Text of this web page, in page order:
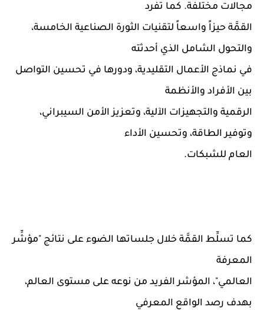
مجالات مختلفة. كما تفرد
القمَّة حيزاً واسعاً لتقنيات الثورة الصناعية الخامسة،
والتحول الشامل الذي أحدثته
في نماذج الأعمال التقليدية، ودورها في تحسين التواصل
بين الأفراد والأنظمة
الرقمية والتجهيزات الآلية، وتعزيز الأمن السيبراني،
وتوفير الطاقة، وتحسين الأداء
العام للشبكات.
كما تسلِّط القمَّة خلال جلساتها الضوء على نتائج "مؤشِّر
المعرفة
العالمي"، المؤشر الفريد من نوعه على مستوى العالم،
بهدف رصد الواقعِ المعرفي